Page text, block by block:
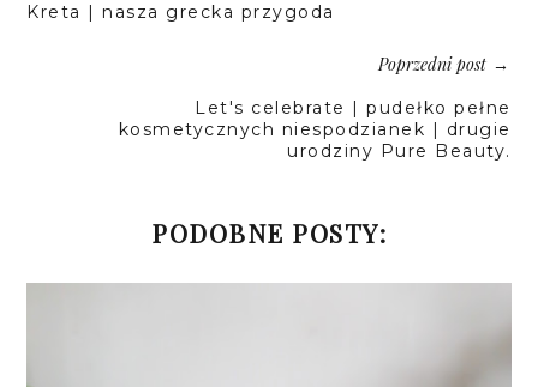
Kreta | nasza grecka przygoda
Poprzedni post→
Let's celebrate | pudełko pełne
kosmetycznych niespodzianek | drugie
urodziny Pure Beauty.
PODOBNE POSTY: